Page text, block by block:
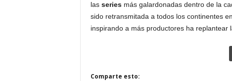
las seriesmás galardonadas dentro de la
sido retransmitada a todos los continentes
inspirando a más productores ha replantear
Comparte esto: